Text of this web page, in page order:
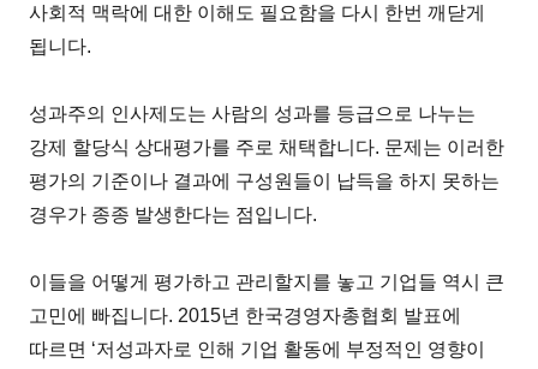
사회적 맥락에 대한 이해도 필요함을 다시 한번 깨닫게
됩니다.
성과주의 인사제도는 사람의 성과를 등급으로 나누는
강제 할당식 상대평가를 주로 채택합니다. 문제는 이러한
평가의 기준이나 결과에 구성원들이 납득을 하지 못하는
경우가 종종 발생한다는 점입니다.
이들을 어떻게 평가하고 관리할지를 놓고 기업들 역시 큰
고민에 빠집니다. 2015년 한국경영자총협회 발표에
따르면 ‘저성과자로 인해 기업 활동에 부정적인 영향이